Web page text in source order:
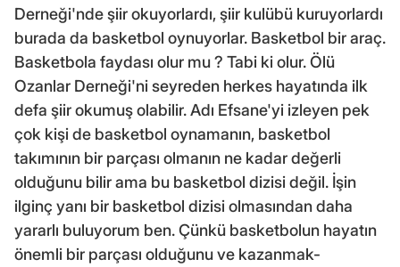
Derneği'nde şiir okuyorlardı, şiir kulübü kuruyorlardı
burada da basketbol oynuyorlar. Basketbol bir araç.
Basketbola faydası olur mu ? Tabi ki olur. Ölü
Ozanlar Derneği'ni seyreden herkes hayatında ilk
defa şiir okumuş olabilir. Adı Efsane'yi izleyen pek
çok kişi de basketbol oynamanın, basketbol
takımının bir parçası olmanın ne kadar değerli
olduğunu bilir ama bu basketbol dizisi değil. İşin
ilginç yanı bir basketbol dizisi olmasından daha
yararlı buluyorum ben. Çünkü basketbolun hayatın
önemli bir parçası olduğunu ve kazanmak-